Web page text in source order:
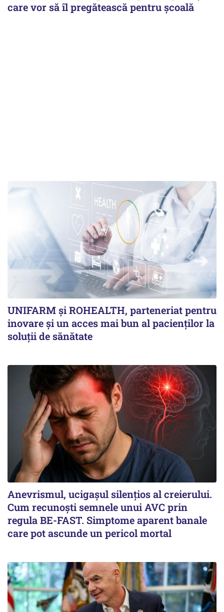
care vor să îl pregătească pentru școală
UNIFARM și ROHEALTH, parteneriat pentru
inovare și un acces mai bun al pacienților la
soluții de sănătate
Anevrismul, ucigașul silențios al creierului.
Cum recunoști semnele unui AVC prin
regula BE-FAST. Simptome aparent banale
care pot ascunde un pericol mortal